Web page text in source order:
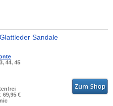
Sandale
44, 45
69,95 €